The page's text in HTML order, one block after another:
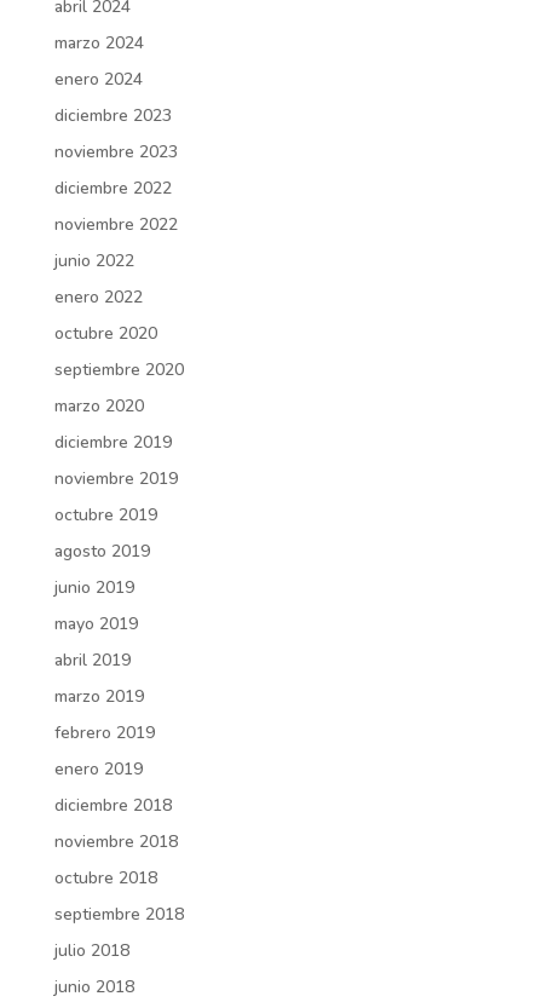
abril 2024
marzo 2024
enero 2024
diciembre 2023
noviembre 2023
diciembre 2022
noviembre 2022
junio 2022
enero 2022
octubre 2020
septiembre 2020
marzo 2020
diciembre 2019
noviembre 2019
octubre 2019
agosto 2019
junio 2019
mayo 2019
abril 2019
marzo 2019
febrero 2019
enero 2019
diciembre 2018
noviembre 2018
octubre 2018
septiembre 2018
julio 2018
junio 2018